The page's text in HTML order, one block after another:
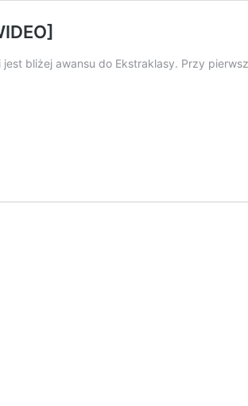
bliżej awansu do Ekstraklasy. Przy